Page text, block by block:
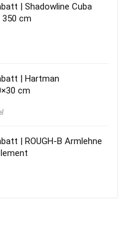
| Shadowline Cuba
cm
| Hartman
cm
| ROUGH-B Armlehne